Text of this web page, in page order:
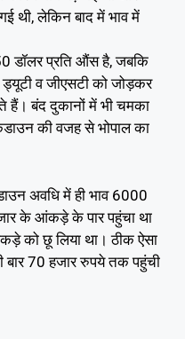
थी, लेकिन बाद में भाव में
डॉलर प्रति औंस है, जबकि
व जीएसटी को जोड़कर
हैं। बंद दुकानों में भी चमका
की वजह से भोपाल का
अवधि में ही भाव 6000
के आंकड़े के पार पहुंचा था
को छू लिया था। ठीक ऐसा
बार 70 हजार रुपये तक पहुंची